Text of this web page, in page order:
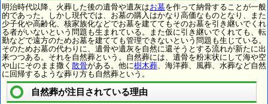
明治時代以降、火葬した後の遺骨や遺灰はお墓を作って納骨することが一般
的であった。しかし現代では、お墓の購入はかなり高価なものとなり、また
少子化や高齢化、核家族化などでお墓を建ててもそのお墓を引き継いでくれ
る者がいないという問題も生まれている。また仮に引き継いでくれても、転
勤などで遠方のためお墓を建てても管理できないという問題も生じている。
そのためお墓の代わりに、遺骨や遺灰を自然に還そうとする流れが新たに出
来つつある。それを自然葬という。自然葬には、遺骨を粉末状にして海や空
や山にそのまま撒く 散骨がある。他に樹木葬、海洋葬、風葬、水葬など自然
に回帰するような葬り方も自然葬という。
自然葬が注目されている理由